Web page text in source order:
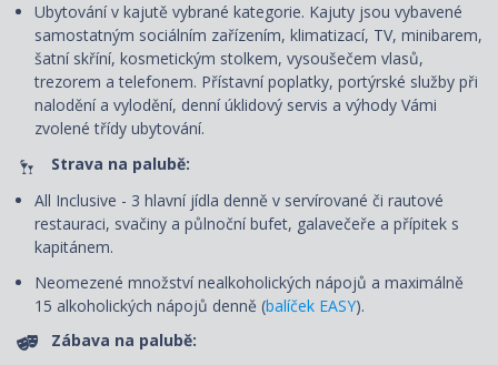
Ubytování v kajutě vybrané kategorie. Kajuty jsou vybavené
samostatným sociálním zařízením, klimatizací, TV, minibarem,
šatní skříní, kosmetickým stolkem, vysoušečem vlasů,
trezorem a telefonem. Přístavní poplatky, portýrské služby při
nalodění a vylodění, denní úklidový servis a výhody Vámi
zvolené třídy ubytování.
Strava na palubě:
All Inclusive - 3 hlavní jídla denně v servírované či rautové
restauraci, svačiny a půlnoční bufet, galavečeře a přípitek s
kapitánem.
Neomezené množství nealkoholických nápojů a maximálně
15 alkoholických nápojů denně (balíček EASY).
Zábava na palubě: